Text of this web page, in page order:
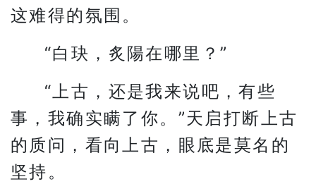
这难得的氛围。
“白玦，炙陽在哪里？”
“上古，还是我来说吧，有些
事，我确实瞒了你。”天启打断上古
的质问，看向上古，眼底是莫名的
坚持。